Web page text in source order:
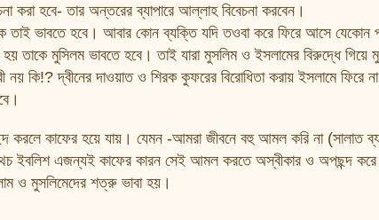
করা হবে- তার অন্তরের ব্যাপারে আল্লাহ বিবেচনা করবেন।
ভাবতে হবে। আবার কোন ব্যক্তি যদি তওবা করে ফিরে আসে যেকোন
তাকে মুসিলম ভাবতে হবে। তাই যারা মুসলিম ও ইসলামের বিরুদ্ধে গিয়ে
নয় কি!? দ্বীনের দাওয়াত ও শিরক কুফরের বিরোধিতা করায় ইসলামে ফিরে
কাফের হয়ে যায়। যেমন -আমরা জীবনে বহু আমল করি না (সালাত
ইবলিশ এজন্যই কাফের কারন সেই আমল করতে অস্বীকার ও অপছন্দ করে
ও মুসলিমেদের শত্রু ভাবা হয়।